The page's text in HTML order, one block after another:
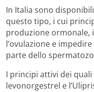
In Italia sono
questo tipo, i cui
produzione ormonale,
l’ovulazione e
parte dello
I principi attivi dei
levonorgestrel e